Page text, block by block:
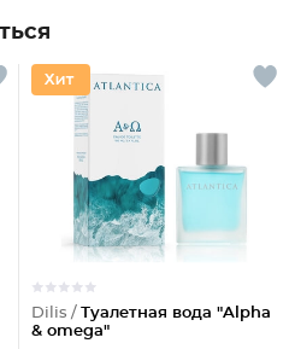
Dilis / Туалетная вода "Alpha
& omega"